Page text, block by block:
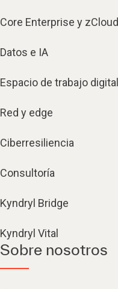
Core Enterprise y zCloud
Datos e IA
Espacio de trabajo digital
Red y edge
Ciberresiliencia
Consultoría
Kyndryl Bridge
Kyndryl Vital
Sobre nosotros